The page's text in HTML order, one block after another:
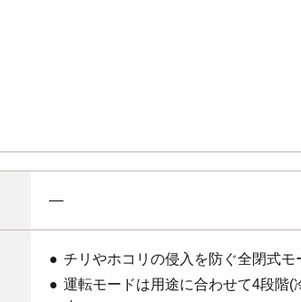
―
チリやホコリの侵入を防ぐ全閉式モ
運転モードは用途に合わせて4段階